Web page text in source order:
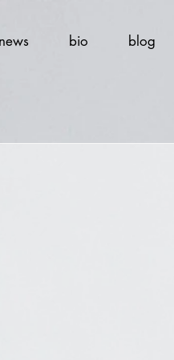
bio blog